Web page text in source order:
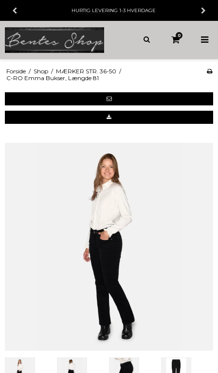
HURTIG LEVERING 1-3 HVERDAGE
0
Forside / Shop / MÆRKER STR. 36-50 /
C-RO Emma Bukser, Længde 81